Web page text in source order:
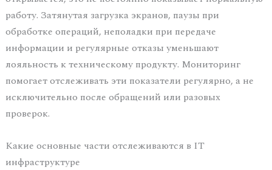
работу. Затянутая загрузка экранов, паузы при
обработке операций, неполадки при передаче
информации и регулярные отказы уменьшают
лояльность к техническому продукту. Мониторинг
помогает отслеживать эти показатели регулярно, а не
исключительно после обращений или разовых
проверок.
Какие основные части отслеживаются в IT
инфраструктуре